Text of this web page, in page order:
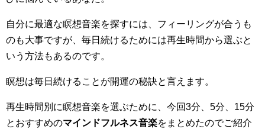
自分に最適な瞑想音楽を探すには、フィーリングが合うも
のも大事ですが、毎日続けるためには再生時間から選ぶと
いう方法もあるのです。
瞑想は毎日続けることが開運の秘訣と言えます。
再生時間別に瞑想音楽を選ぶために、今回3分、5分、15分
とおすすめのマインドフルネス音楽をまとめたのでご紹介